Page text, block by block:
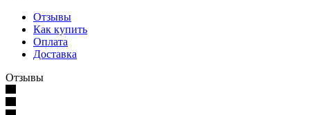
Отзывы
Как купить
Оплата
Доставка
Отзывы